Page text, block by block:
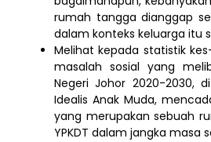
rumah tangga dianggap
dalam konteks keluarga itu
Melihat kepada statistik
masalah sosial yang
Negeri Johor 2020-2030,
Idealis Anak Muda,
yang merupakan sebuah
YPKDT dalam jangka masa